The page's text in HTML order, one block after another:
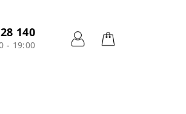
140
- 19:00